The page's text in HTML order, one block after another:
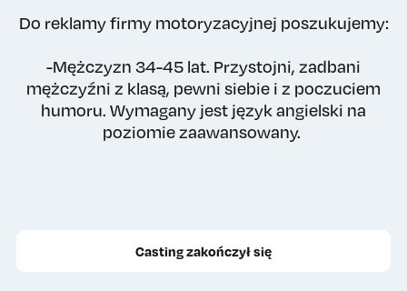
Do reklamy firmy motoryzacyjnej poszukujemy:
-Mężczyzn 34-45 lat. Przystojni, zadbani
mężczyźni z klasą, pewni siebie i z poczuciem
humoru. Wymagany jest język angielski na
poziomie zaawansowany.
Casting zakończył się